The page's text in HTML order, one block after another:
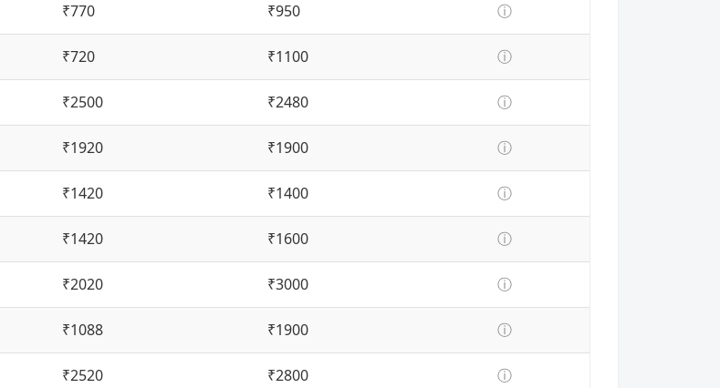
₹770 ₹950 ⓘ
₹720 ₹1100 ⓘ
₹2500 ₹2480 ⓘ
₹1920 ₹1900 ⓘ
₹1420 ₹1400 ⓘ
₹1420 ₹1600 ⓘ
₹2020 ₹3000 ⓘ
₹1088 ₹1900 ⓘ
₹2520 ₹2800 ⓘ